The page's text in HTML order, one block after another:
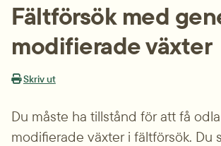
Fältförsök med
modifierade växter
Skriv ut
Du måste ha tillstånd för att få
modifierade växter i fältförsök. Du